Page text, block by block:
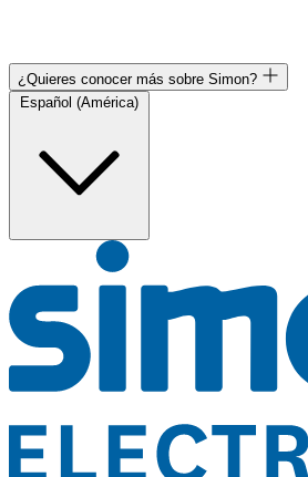
¿Quieres conocer más sobre Simon?